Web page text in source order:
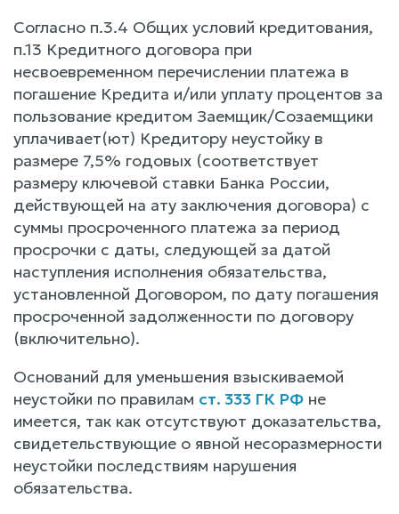
Согласно п.3.4 Общих условий кредитования,
п.13 Кредитного договора при
несвоевременном перечислении платежа в
погашение Кредита и/или уплату процентов за
пользование кредитом Заемщик/Созаемщики
уплачивает(ют) Кредитору неустойку в
размере 7,5% годовых (соответствует
размеру ключевой ставки Банка России,
действующей на ату заключения договора) с
суммы просроченного платежа за период
просрочки с даты, следующей за датой
наступления исполнения обязательства,
установленной Договором, по дату погашения
просроченной задолженности по договору
(включительно).
Оснований для уменьшения взыскиваемой
неустойки по правилам ст. 333 ГК РФ не
имеется, так как отсутствуют доказательства,
свидетельствующие о явной несоразмерности
неустойки последствиям нарушения
обязательства.